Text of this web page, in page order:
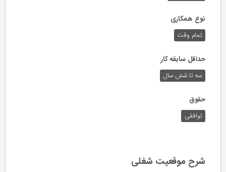
نوع همکاری
تمام وقت
حداقل سابقه کار
سه تا شش سال
حقوق
توافقی
شرح موقعیت شغلی